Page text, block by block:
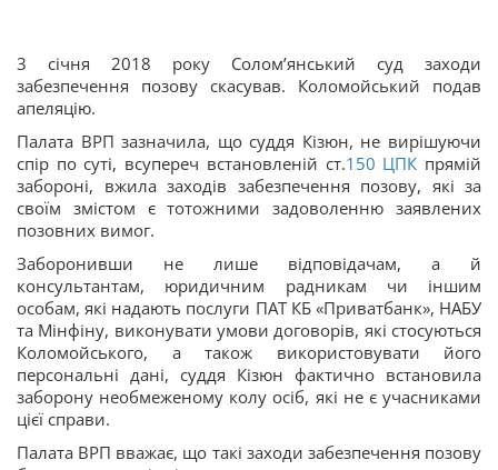
3 січня 2018 року Солом’янський суд заходи
забезпечення позову скасував. Коломойський подав
апеляцію.
Палата ВРП зазначила, що суддя Кізюн, не вирішуючи
спір по суті, всупереч встановленій ст.150 ЦПК прямій
забороні, вжила заходів забезпечення позову, які за
своїм змістом є тотожними задоволенню заявлених
позовних вимог.
Заборонивши не лише відповідачам, а й
консультантам, юридичним радникам чи іншим
особам, які надають послуги ПАТ КБ «Приватбанк», НАБУ
та Мінфіну, виконувати умови договорів, які стосуються
Коломойського, а також використовувати його
персональні дані, суддя Кізюн фактично встановила
заборону необмеженому колу осіб, які не є учасниками
цієї справи.
Палата ВРП вважає, що такі заходи забезпечення позову